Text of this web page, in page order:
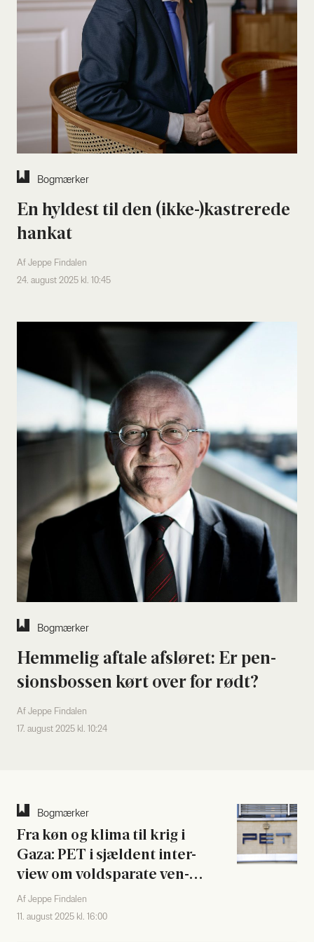
Bog­mær­ker
En hyl­dest til den (ikke-)kastrerede
hankat
Af Jeppe Findalen
24. august 2025 kl. 10:45
Bog­mær­ker
Hem­me­lig afta­le afslø­ret: Er pen­
sions­bos­sen kørt over for rødt?
Af Jeppe Findalen
17. august 2025 kl. 10:24
Bog­mær­ker
Fra køn og kli­ma til krig i
Gaza: PET i sjæl­dent inter­
view om volds­pa­ra­te ven­
stre­ek­stre­mi­ster i Dan­
mark
Af Jeppe Findalen
11. august 2025 kl. 16:00